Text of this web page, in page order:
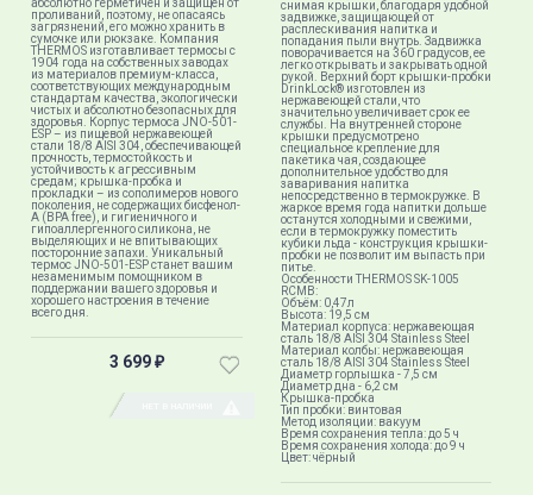
абсолютно герметичен и защищен от
проливаний, поэтому, не опасаясь
загрязнений, его можно хранить в
сумочке или рюкзаке. Компания
THERMOS изготавливает термосы с
1904 года на собственных заводах
из материалов премиум-класса,
соответствующих международным
стандартам качества, экологически
чистых и абсолютно безопасных для
здоровья. Корпус термоса JNO-501-
ESP – из пищевой нержавеющей
стали 18/8 AISI 304, обеспечивающей
прочность, термостойкость и
устойчивость к агрессивным
средам; крышка-пробка и
прокладки – из сополимеров нового
поколения, не содержащих бисфенол-
А (BPA free), и гигиеничного и
гипоаллергенного силикона, не
выделяющих и не впитывающих
посторонние запахи. Уникальный
термос JNO-501-ESP станет вашим
незаменимым помощником в
поддержании вашего здоровья и
хорошего настроения в течение
всего дня.
3 699 ₽
снимая крышки, благодаря удобной
задвижке, защищающей от
расплескивания напитка и
попадания пыли внутрь. Задвижка
поворачивается на 360 градусов, ее
легко открывать и закрывать одной
рукой. Верхний борт крышки-пробки
DrinkLock® изготовлен из
нержавеющей стали, что
значительно увеличивает срок ее
службы. На внутренней стороне
крышки предусмотрено
специальное крепление для
пакетика чая, создающее
дополнительное удобство для
заваривания напитка
непосредственно в термокружке. В
жаркое время года напитки дольше
останутся холодными и свежими,
если в термокружку поместить
кубики льда - конструкция крышки-
пробки не позволит им выпасть при
питье.
Особенности THERMOS SK-1005
RCMB:
Объём: 0,47л
Высота: 19,5 см
Материал корпуса: нержавеющая
сталь 18/8 AISI 304 Stainless Steel
Материал колбы: нержавеющая
сталь 18/8 AISI 304 Stainless Steel
Диаметр горлышка - 7,5 см
Диаметр дна - 6,2 см
Крышка-пробка
Тип пробки: винтовая
Метод изоляции: вакуум
Время сохранения тепла: до 5 ч
Время сохранения холода: до 9 ч
Цвет: чёрный